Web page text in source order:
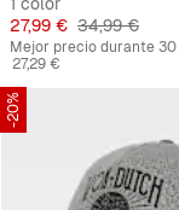
Precio
27,99 € Precio original
34,99 €
Mejor precio durante 30
27,29 €
-20%